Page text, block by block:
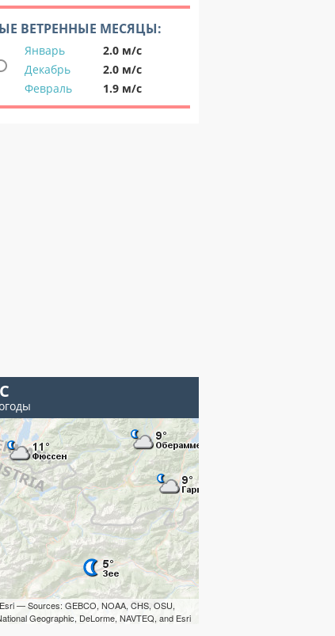
ВЕТРЕННЫЕ МЕСЯЦЫ:
Январь
2.0 м/с
Декабрь
2.0 м/с
Февраль
1.9 м/с
— Sources: GEBCO, NOAA, CHS, OSU,
Geographic, DeLorme, NAVTEQ, and Esri